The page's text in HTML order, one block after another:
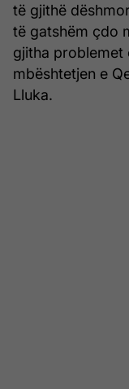
të gjithë
të gatshëm çdo
gjitha problemet
mbështetjen e
Lluka.